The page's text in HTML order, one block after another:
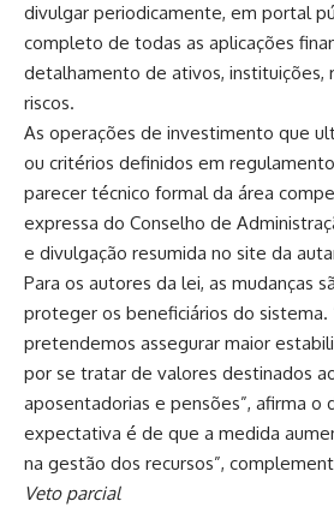
divulgar periodicamente, em portal
completo de todas as aplicações
detalhamento de ativos, instituições,
riscos.
As operações de investimento que
ou critérios definidos em
parecer técnico formal da área
expressa do Conselho de
e divulgação resumida no site da
Para os autores da lei, as mudanças
proteger os beneficiários do sistema.
pretendemos assegurar maior
por se tratar de valores destinados
aposentadorias e pensões”, afirma o
expectativa é de que a medida
na gestão dos recursos”,
Veto parcial